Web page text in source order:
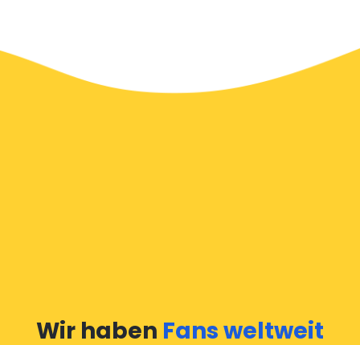
Wir haben Fans weltweit